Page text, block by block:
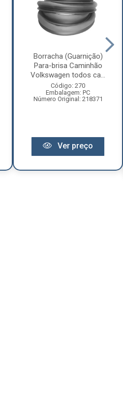
Borracha (Guarnição)
Para-brisa Caminhão
Volkswagen todos ca...
Código: 270
Embalagem: PC
Número Original: 218371
Ver preço